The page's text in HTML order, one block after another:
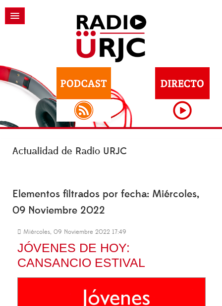
Actualidad de Radio URJC
Elementos filtrados por fecha: Miércoles,
09 Noviembre 2022
Miércoles, 09 Noviembre 2022 17:49
JÓVENES DE HOY:
CANSANCIO ESTIVAL